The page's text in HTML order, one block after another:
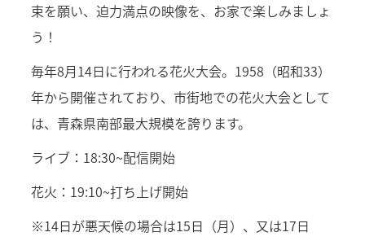
束を願い、迫力満点の映像を、お家で楽しみましょ
う！
毎年8月14日に行われる花火大会。1958（昭和33）
年から開催されており、市街地での花火大会として
は、青森県南部最大規模を誇ります。
ライブ：18:30~配信開始
花火：19:10~打ち上げ開始
※14日が悪天候の場合は15日（月）、又は17日